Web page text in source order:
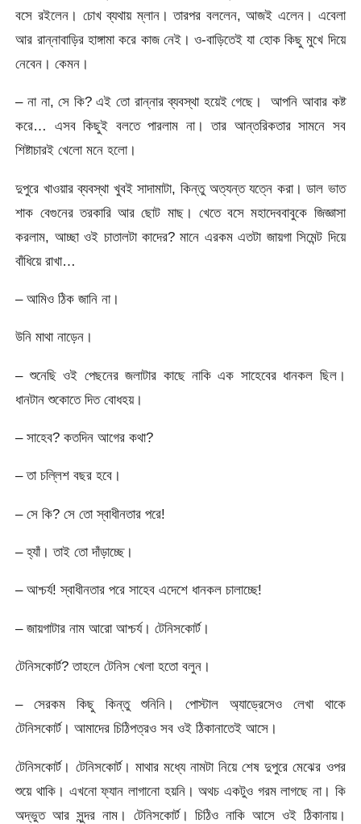
বসে রইলেন। চোখ ব্যথায় ম্লান। তারপর বললেন, আজই এলেন। এবেলা
আর রান্নাবাড়ির হাঙ্গামা করে কাজ নেই। ও-বাড়িতেই যা হোক কিছু মুখে দিয়ে
নেবেন। কেমন।
– না না, সে কি? এই তো রান্নার ব্যবস্থা হয়েই গেছে। আপনি আবার কষ্ট
করে… এসব কিছুই বলতে পারলাম না। তার আন্তরিকতার সামনে সব
শিষ্টাচারই খেলো মনে হলো।
দুপুরে খাওয়ার ব্যবস্থা খুবই সাদামাটা, কিন্তু অত্যন্ত যত্নে করা। ডাল ভাত
শাক বেগুনের তরকারি আর ছোট মাছ। খেতে বসে মহাদেববাবুকে জিজ্ঞাসা
করলাম, আচ্ছা ওই চাতালটা কাদের? মানে এরকম এতটা জায়গা সিমেন্ট দিয়ে
বাঁধিয়ে রাখা…
– আমিও ঠিক জানি না।
উনি মাথা নাড়েন।
– শুনেছি ওই পেছনের জলাটার কাছে নাকি এক সাহেবের ধানকল ছিল।
ধানটান শুকোতে দিত বোধহয়।
– সাহেব? কতদিন আগের কথা?
– তা চল্লিশ বছর হবে।
– সে কি? সে তো স্বাধীনতার পরে!
– হ্যাঁ। তাই তো দাঁড়াচ্ছে।
– আশ্চর্য! স্বাধীনতার পরে সাহেব এদেশে ধানকল চালাচ্ছে!
– জায়গাটার নাম আরো আশ্চর্য। টেনিসকোর্ট।
টেনিসকোর্ট? তাহলে টেনিস খেলা হতো বলুন।
– সেরকম কিছু কিন্তু শুনিনি। পোস্টাল অ্যাড্রেসেও লেখা থাকে
টেনিসকোর্ট। আমাদের চিঠিপত্রও সব ওই ঠিকানাতেই আসে।
টেনিসকোর্ট। টেনিসকোর্ট। মাথার মধ্যে নামটা নিয়ে শেষ দুপুরে মেঝের ওপর
শুয়ে থাকি। এখনো ফ্যান লাগানো হয়নি। অথচ একটুও গরম লাগছে না। কি
অদ্ভুত আর সুন্দর নাম। টেনিসকোর্ট। চিঠিও নাকি আসে ওই ঠিকানায়।